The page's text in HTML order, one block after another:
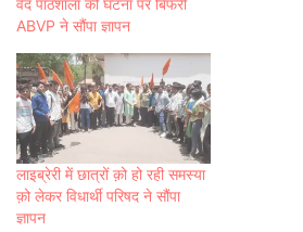
वेद पाठशाला की घटना पर बिफरी
ABVP ने सौंपा ज्ञापन
लाइब्रेरी में छात्रों क़ो हो रही समस्या
क़ो लेकर विधार्थी परिषद ने सौंपा
ज्ञापन